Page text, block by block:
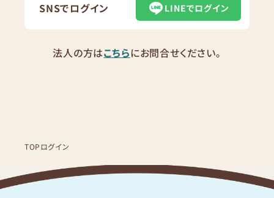
SNSでログイン LINEでログイン
法人の方はこちらにお問合せください。
TOPログイン